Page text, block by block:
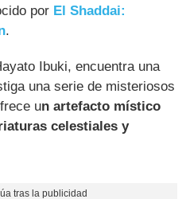
por El Shaddai:
.
Ibuki, encuentra una
una serie de misteriosos
un artefacto místico
celestiales y